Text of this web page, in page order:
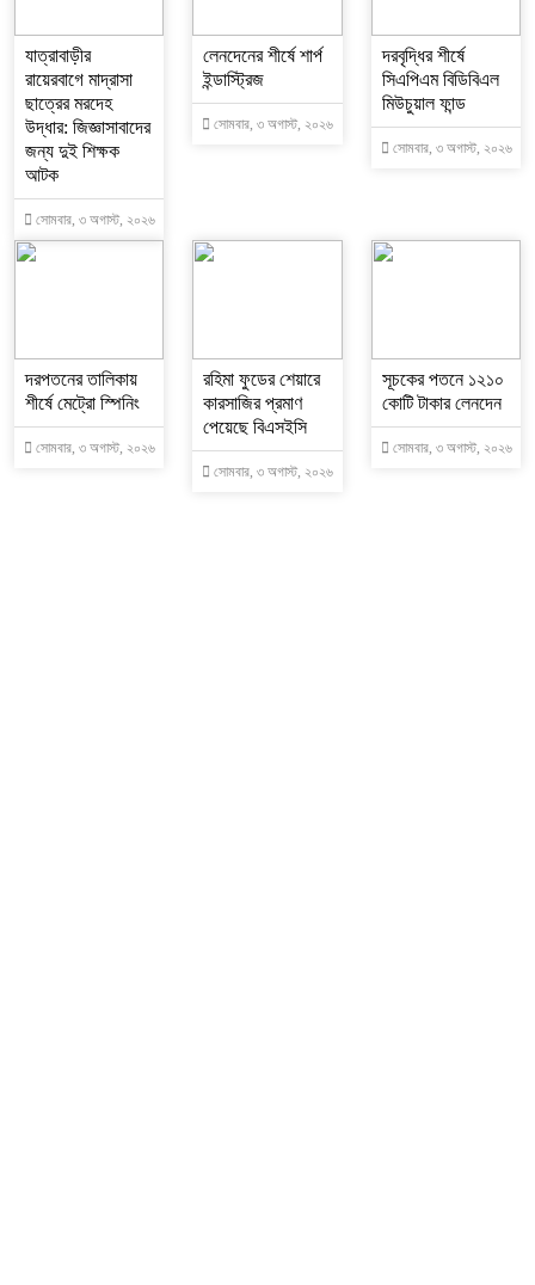
যাত্রাবাড়ীর
রায়েরবাগে মাদ্রাসা
ছাত্রের মরদেহ
উদ্ধার: জিজ্ঞাসাবাদের
জন্য দুই শিক্ষক
আটক
সোমবার, ৩ অগাস্ট, ২০২৬
লেনদেনের শীর্ষে শার্প
ইন্ডাস্ট্রিজ
সোমবার, ৩ অগাস্ট, ২০২৬
দরবৃদ্ধির শীর্ষে
সিএপিএম বিডিবিএল
মিউচুয়াল ফান্ড
সোমবার, ৩ অগাস্ট, ২০২৬
দরপতনের তালিকায়
শীর্ষে মেট্রো স্পিনিং
সোমবার, ৩ অগাস্ট, ২০২৬
রহিমা ফুডের শেয়ারে
কারসাজির প্রমাণ
পেয়েছে বিএসইসি
সোমবার, ৩ অগাস্ট, ২০২৬
সূচকের পতনে ১২১০
কোটি টাকার লেনদেন
সোমবার, ৩ অগাস্ট, ২০২৬